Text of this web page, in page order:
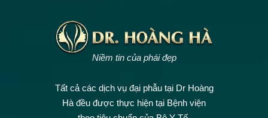
Niềm tin của phái đẹp
Tất cả các dịch vụ đại phẫu tại Dr Hoàng
Hà đều được thực hiện tại Bệnh viện